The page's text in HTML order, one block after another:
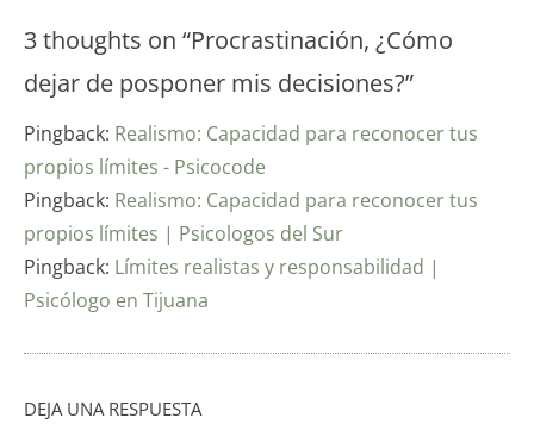
3 thoughts on “Procrastinación, ¿Cómo
dejar de posponer mis decisiones?”
Pingback: Realismo: Capacidad para reconocer tus
propios límites - Psicocode
Pingback: Realismo: Capacidad para reconocer tus
propios límites | Psicologos del Sur
Pingback: Límites realistas y responsabilidad |
Psicólogo en Tijuana
DEJA UNA RESPUESTA